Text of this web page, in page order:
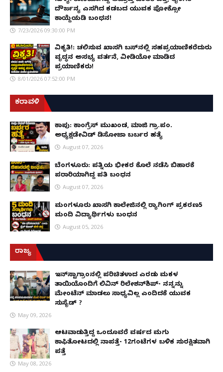
ದೌರ್ಜನ್ಯ ಎಸಗಿದ ಕಡಬದ ಯುವಕ ಪೋಕ್ಸೋ
ಕಾಯ್ದೆಯಡಿ ಬಂಧನ!
7/23/2026 09:30:00 PM
ವಿಕೃತಿ!: ಚಲಿಸುವ ಖಾಸಗಿ ಬಸ್‌ನಲ್ಲಿ ಸಹಪ್ರಯಾಣಿಕರೆದುರು
ವೃದ್ಧನ ಅಸಭ್ಯ ವರ್ತನೆ, ವೀಡಿಯೋ ಮಾಡಿದ
ಪ್ರಯಾಣಿಕರು!
8/01/2026 07:52:00 PM
ಕರಾವಳಿ
ಕಾಪು: ಕಾಂಗ್ರೆಸ್ ಮುಖಂಡ, ಮಾಜಿ ಗ್ರಾ.ಪಂ.
ಅಧ್ಯಕ್ಷಡೇವಿಡ್ ಡಿಸೋಜಾ ಬರ್ಬರ ಹತ್ಯೆ
August 07, 2026
ಬೆಂಗಳೂರು: ಪತ್ನಿಯ ಭೀಕರ ಕೊಲೆ ನಡೆಸಿ ಬಿಹಾರಕ್ಕೆ
ಪರಾರಿಯಾಗಿದ್ದ ಪತಿ ಬಂಧನ
August 07, 2026
ಮಂಗಳೂರು ಖಾಸಗಿ ಕಾಲೇಜಿನಲ್ಲಿ ರ‌್ಯಾಗಿಂಗ್ ಪ್ರಕರಣ5
ಮಂದಿ ವಿದ್ಯಾರ್ಥಿಗಳು ಬಂಧನ
August 05, 2026
ರಾಜ್ಯ
ಇನ್​ಸ್ಟಾಗ್ರಾಂನಲ್ಲಿ ಪರಿಚಿತಳಾದ ಎರಡು ಮಕ್ಕಳ
ತಾಯಿಯೊಂದಿಗೆ ಲಿವಿನ್ ರಿಲೇಶನ್​ಶಿಪ್- ನನ್ನನ್ನು
ಮೇಂಟೆನ್ ಮಾಡಲು ಸಾಧ್ಯವಿಲ್ಲ ಎಂದಿದಕ್ಕೆ ಯುವಕ
ಸುಸೈಡ್ ?
May 09, 2026
ಆಟವಾಡುತ್ತಿದ್ದ ಒಂದೂವರೆ ವರ್ಷದ ಮಗು
ಕಾಫಿತೋಟದಲ್ಲಿ ನಾಪತ್ತೆ- 12ಗಂಟೆಗಳ ಬಳಿಕ ಸುರಕ್ಷಿತವಾಗಿ
ಪತ್ತೆ
May 08, 2026